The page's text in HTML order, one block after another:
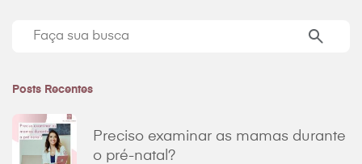
momento
busca:
Posts Recentes
Preciso examinar as mamas durante
o pré-natal?